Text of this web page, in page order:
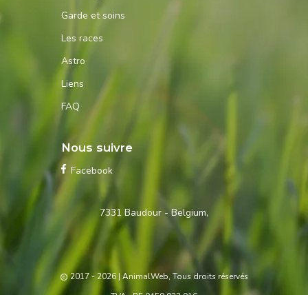
Garde et soins
Les races
Astro
Liens
FAQ
Contactez-
7331 Baudour - Belgium,
Nous suivre
Facebook
2017 - 2026 | AnimalWeb, Tous droits réservés